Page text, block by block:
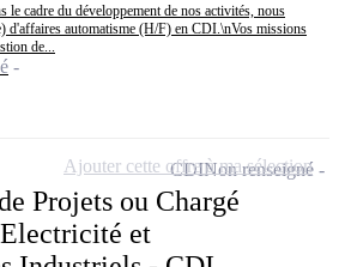
le cadre du développement de nos activités, nous
d'affaires automatisme (H/F) en CDI.\nVos missions
de...
Projets ou Chargé
et
CDINon renseigné
Ajouter cette offre à ma sélection